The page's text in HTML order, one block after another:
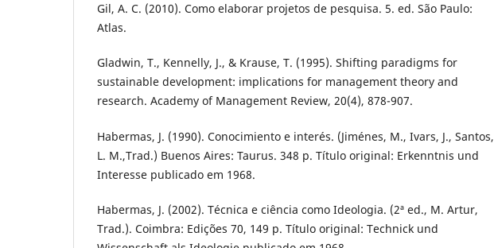
Gil, A. C. (2010). Como elaborar projetos de pesquisa. 5. ed. São Paulo:
Atlas.
Gladwin, T., Kennelly, J., & Krause, T. (1995). Shifting paradigms for
sustainable development: implications for management theory and
research. Academy of Management Review, 20(4), 878-907.
Habermas, J. (1990). Conocimiento e interés. (Jiménes, M., Ivars, J., Santos,
L. M.,Trad.) Buenos Aires: Taurus. 348 p. Título original: Erkenntnis und
Interesse publicado em 1968.
Habermas, J. (2002). Técnica e ciência como Ideologia. (2ª ed., M. Artur,
Trad.). Coimbra: Edições 70, 149 p. Título original: Technick und